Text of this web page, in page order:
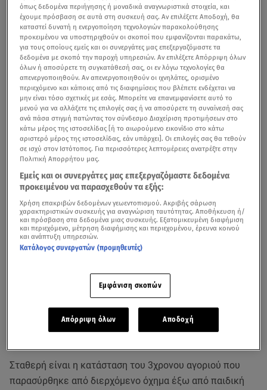
Σταθερή είναι η κατάσταση του 3χρονου αγοριού που
παρασύρθηκε από διερχόμενο όχημα έξω από παιδική
όπως δεδομένα περιήγησης ή μοναδικά αναγνωριστικά στοιχεία, και
έχουμε πρόσβαση σε αυτά στη συσκευή σας. Αν επιλέξετε Αποδοχή, θα
καταστεί δυνατή η ενεργοποίηση τεχνολογιών παρακολούθησης
προκειμένου να υποστηριχθούν οι σκοποί που εμφανίζονται παρακάτω,
για τους οποίους εμείς και οι συνεργάτες μας επεξεργαζόμαστε τα
δεδομένα με σκοπό την παροχή υπηρεσιών. Αν επιλέξετε Απόρριψη όλων
όλων ή αποσύρετε τη συγκατάθεσή σας, οι εν λόγω τεχνολογίες θα
απενεργοποιηθούν. Αν απενεργοποιηθούν οι ιχνηλάτες, ορισμένο
περιεχόμενο και κάποιες από τις διαφημίσεις που βλέπετε ενδέχεται να
μην είναι τόσο σχετικές με εσάς. Μπορείτε να επανεμφανίσετε αυτό το
μενού για να αλλάξετε τις επιλογές σας ή να αποσύρετε τη συναίνεσή σας
ανά πάσα στιγμή πατώντας τον σύνδεσμο Διαχείριση προτιμήσεων στο
κάτω μέρος της ιστοσελίδας [ή το αιωρούμενο εικονίδιο στο κάτω
αριστερό μέρος της ιστοσελίδας, εάν υπάρχει]. Οι επιλογές σας θα τεθούν
σε ισχύ στον Ιστότοπος. Για περισσότερες λεπτομέρειες ανατρέξτε στην
Πολιτική Απορρήτου μας.
Εμείς και οι συνεργάτες μας επεξεργαζόμαστε δεδομένα
προκειμένου να παρασχεθούν τα εξής:
Χρήση επακριβών δεδομένων γεωεντοπισμού. Ακριβής σάρωση
χαρακτηριστικών συσκευής για αναγνώριση ταυτότητας. Αποθήκευση ή/
και πρόσβαση στα δεδομένα μιας συσκευής. Εξατομικευμένη διαφήμιση
και περιεχόμενο, μέτρηση διαφήμισης και περιεχομένου, έρευνα κοινού
και ανάπτυξη υπηρεσιών.
Κατάλογος συνεργατών (προμηθευτές)
Εμφάνιση σκοπών
Απόρριψη όλων Αποδοχή